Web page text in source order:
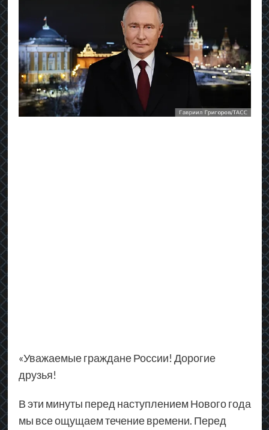
«Уважаемые граждане России! Дорогие
друзья!
В эти минуты перед наступлением Нового года
мы все ощущаем течение времени. Перед